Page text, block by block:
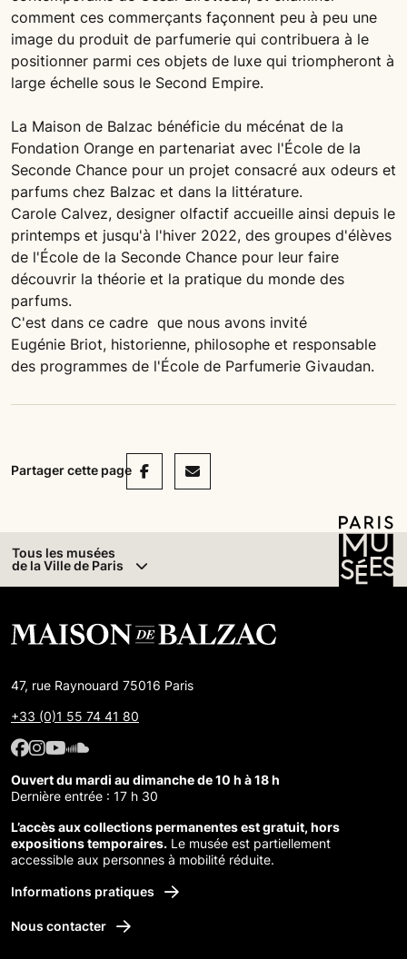
comment ces commerçants façonnent peu à peu une
image du produit de parfumerie qui contribuera à le
positionner parmi ces objets de luxe qui triompheront à
large échelle sous le Second Empire.
La Maison de Balzac bénéficie du mécénat de la
Fondation Orange en partenariat avec l'École de la
Seconde Chance pour un projet consacré aux odeurs et
parfums chez Balzac et dans la littérature.
Carole Calvez, designer olfactif accueille ainsi depuis le
printemps et jusqu'à l'hiver 2022, des groupes d'élèves
de l'École de la Seconde Chance pour leur faire
découvrir la théorie et la pratique du monde des
parfums.
C'est dans ce cadre que nous avons invité
Eugénie Briot, historienne, philosophe et responsable
des programmes de l'École de Parfumerie Givaudan.
Partager cette pageFacebook
Mail
Tous les musées
de la Ville de Paris
47, rue Raynouard 75016 Paris
+33 (0)1 55 74 41 80
Facebook : Maison de Balzac
Facebook : Maison de Balzac
Youtube : Maison de Balzac
SoundCloud : Maison de Balzac
Ouvert du mardi au dimanche de 10 h à 18 h
Dernière entrée : 17 h 30
L’accès aux collections permanentes est gratuit, hors
expositions temporaires. Le musée est partiellement
accessible aux personnes à mobilité réduite.
Informations pratiques
Nous contacter